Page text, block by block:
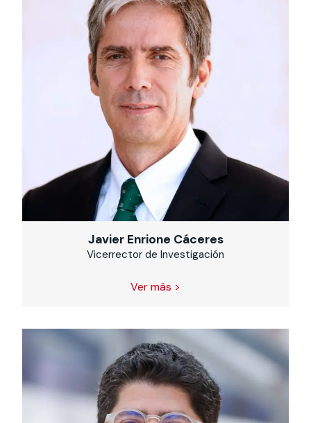
Javier Enrione Cáceres
Vicerrector de Investigación
Ver más >